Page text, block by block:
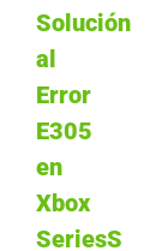
Solución
al
Error
E305
en
Xbox
SeriesS